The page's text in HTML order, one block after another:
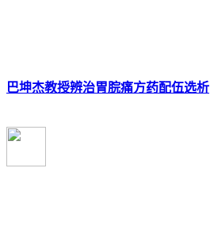
巴坤杰教授辨治胃脘痛方药配伍选析